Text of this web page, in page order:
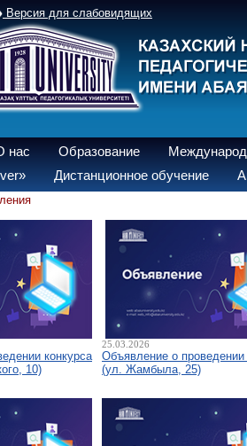
Версия для слабовидящих
нас Образование
Дистанционное обучение
конкурса
10)
25.03.2026
Объявление о проведении
(ул. Жамбыла, 25)